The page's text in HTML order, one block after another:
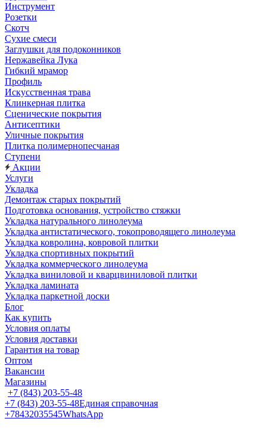
Инструмент
Розетки
Скотч
Сухие смеси
Заглушки для подоконников
Нержавейка Лука
Гибкий мрамор
Профиль
Искусственная трава
Клинкерная плитка
Сценические покрытия
Антисептики
Уличные покрытия
Плитка полимернопесчаная
Ступени
Акции
Услуги
Укладка
Демонтаж старых покрытий
Подготовка основания, устройство стяжки
Укладка натурального линолеума
Укладка антистатического, токопроводящего линолеума
Укладка ковролина, ковровой плитки
Укладка спортивных покрытий
Укладка коммерческого линолеума
Укладка виниловой и кварцвиниловой плитки
Укладка ламината
Укладка паркетной доски
Блог
Как купить
Условия оплаты
Условия доставки
Гарантия на товар
Оптом
Вакансии
Магазины
+7 (843) 203-55-48
+7 (843) 203-55-48Единая справочная
+78432035545WhatsApp